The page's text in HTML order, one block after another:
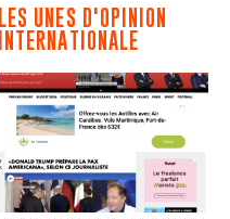
LES UNES D'OPINION
INTERNATIONALE